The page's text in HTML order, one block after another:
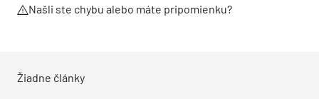
Našli ste chybu alebo máte pripomienku?
Žiadne články